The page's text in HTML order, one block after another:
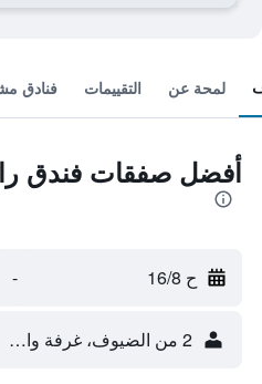
لمحة عن التقييمات فنادق
أفضل صفقات فندق
ح 16/8 -
2 من الضيوف، غرفة واحدة